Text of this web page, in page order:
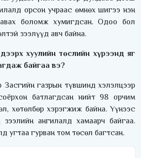
орсон учраас өмнөх шигээ нэн
авах боломж хумигдсан. Одоо бол
зээлүүд авч байна.
хуулийн төслийн хүрээнд яг
байгаа вэ?
газрын түвшинд хэлэлцээр
батлагдсан нийт 98 орчим
хөтөлбөр хэрэгжиж байна. Үүнээс
ангилалд хамаарч байгаа.
угтаа гурван том төсөл багтсан.